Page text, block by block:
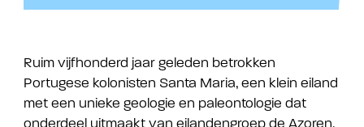
Ruim vijfhonderd jaar geleden betrokken
Portugese kolonisten Santa Maria, een klein eiland
met een unieke geologie en paleontologie dat
onderdeel uitmaakt van eilandengroep de Azoren.